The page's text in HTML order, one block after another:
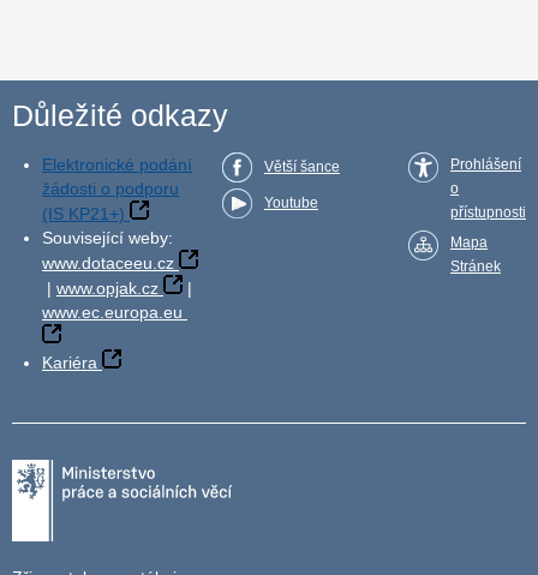
Důležité odkazy
Elektronické podání
žádosti o podporu
(IS KP21+)
Související weby:
www.dotaceeu.cz
| www.opjak.cz
|
www.ec.europa.eu
Kariéra
Větší šance
Youtube
Prohlášení
o
přístupnosti
Mapa
Stránek